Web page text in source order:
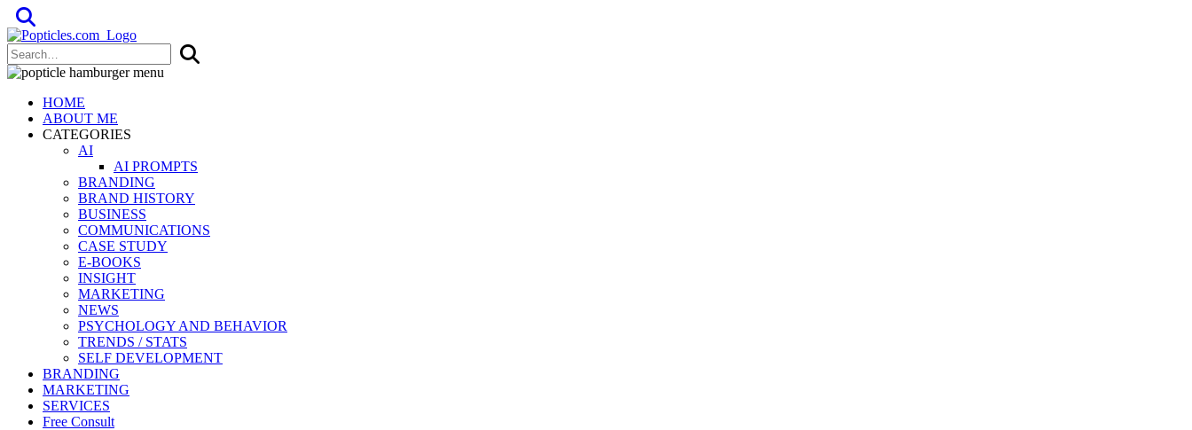
Popticles.com
HOME
ABOUT ME
CATEGORIES
AI
AI PROMPTS
BRANDING
BRAND HISTORY
BUSINESS
COMMUNICATIONS
CASE STUDY
E-BOOKS
INSIGHT
MARKETING
NEWS
PSYCHOLOGY AND BEHAVIOR
TRENDS / STATS
SELF DEVELOPMENT
BRANDING
MARKETING
SERVICES
Free Consult